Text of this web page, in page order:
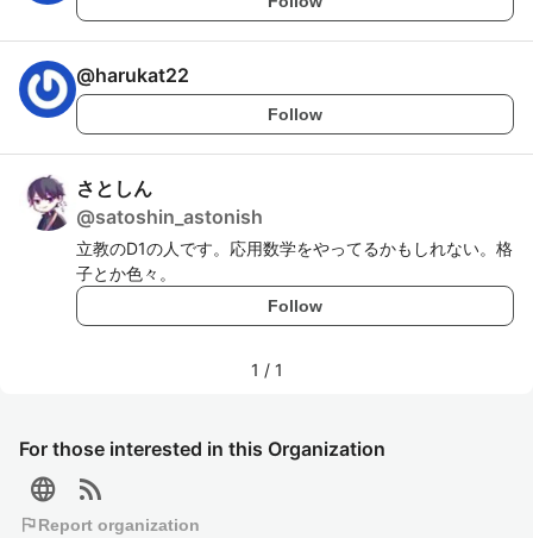
For those interested in this Organization
language rss_feed
flagReport organization
@harukat22
Follow
さとしん
@satoshin_astonish
立教のD1の人です。応用数学をやってるかもしれない。格
子とか色々。
Follow
1 / 1